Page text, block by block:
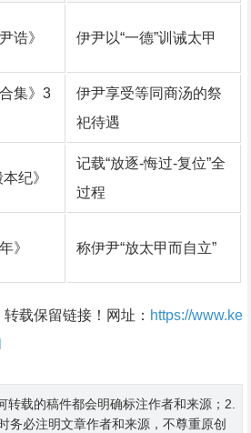
诰》 伊尹以“一德”训诫太甲
集》3
伊尹享受等同商汤的祭
祀待遇
本纪》
记载“放逐-悔过-复位”全
过程
》 称伊尹“放太甲而自立”
转载保留链接！网址： https://www.ke
转载的稿件都会明确标注作者和来源；2.
务必注明文章作者和来源，不尊重原创